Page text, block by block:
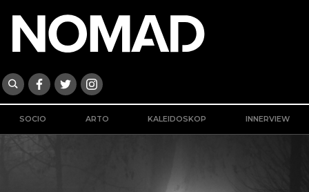
SOCIO ARTO KALEIDOSKOP INNERVIEW